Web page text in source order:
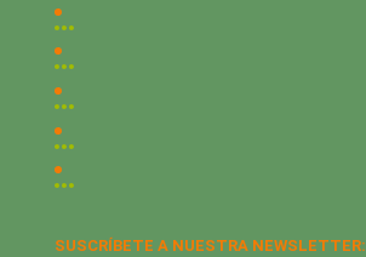
SUSCRÍBETE A NUESTRA NEWSLETTER: